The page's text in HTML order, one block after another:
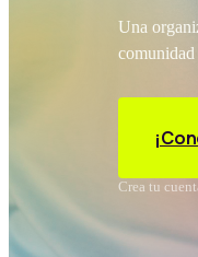
Una
Crea tu